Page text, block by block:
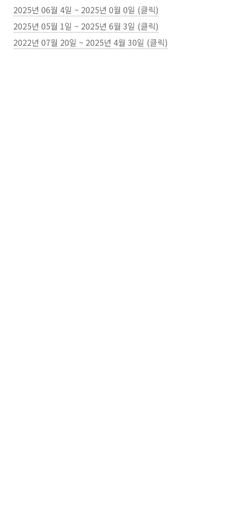
2025년 06월 4일 ~ 2025년 0월 0일 (클릭)
2025년 05월 1일 ~ 2025년 6월 3일 (클릭)
2022년 07월 20일 ~ 2025년 4월 30일 (클릭)